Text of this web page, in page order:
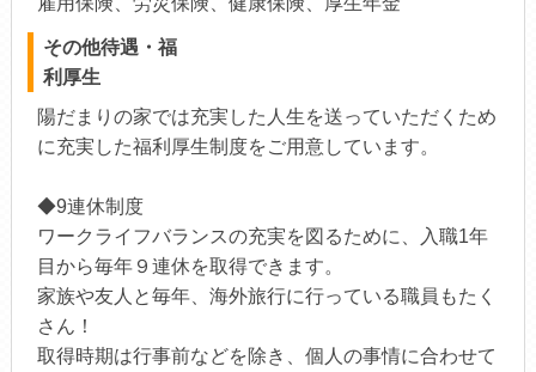
その他待遇・福
利厚生
陽だまりの家では充実した人生を送っていただくため
に充実した福利厚生制度をご用意しています。
◆9連休制度
ワークライフバランスの充実を図るために、入職1年
目から毎年９連休を取得できます。
家族や友人と毎年、海外旅行に行っている職員もたく
さん！
取得時期は行事前などを除き、個人の事情に合わせて